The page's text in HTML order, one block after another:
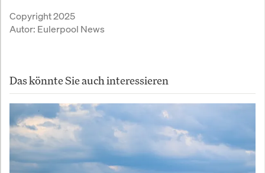
Copyright 2025
Autor: Eulerpool News
Das könnte Sie auch interessieren